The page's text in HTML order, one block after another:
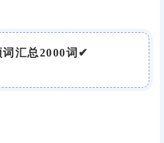
汇总2000词✔